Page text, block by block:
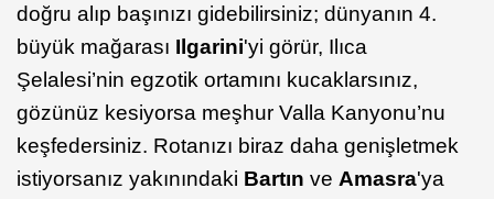
doğru alıp başınızı gidebilirsiniz; dünyanın 4.
büyük mağarası Ilgarini'yi görür, Ilıca
Şelalesi’nin egzotik ortamını kucaklarsınız,
gözünüz kesiyorsa meşhur Valla Kanyonu’nu
keşfedersiniz. Rotanızı biraz daha genişletmek
istiyorsanız yakınındaki Bartın ve Amasra'ya